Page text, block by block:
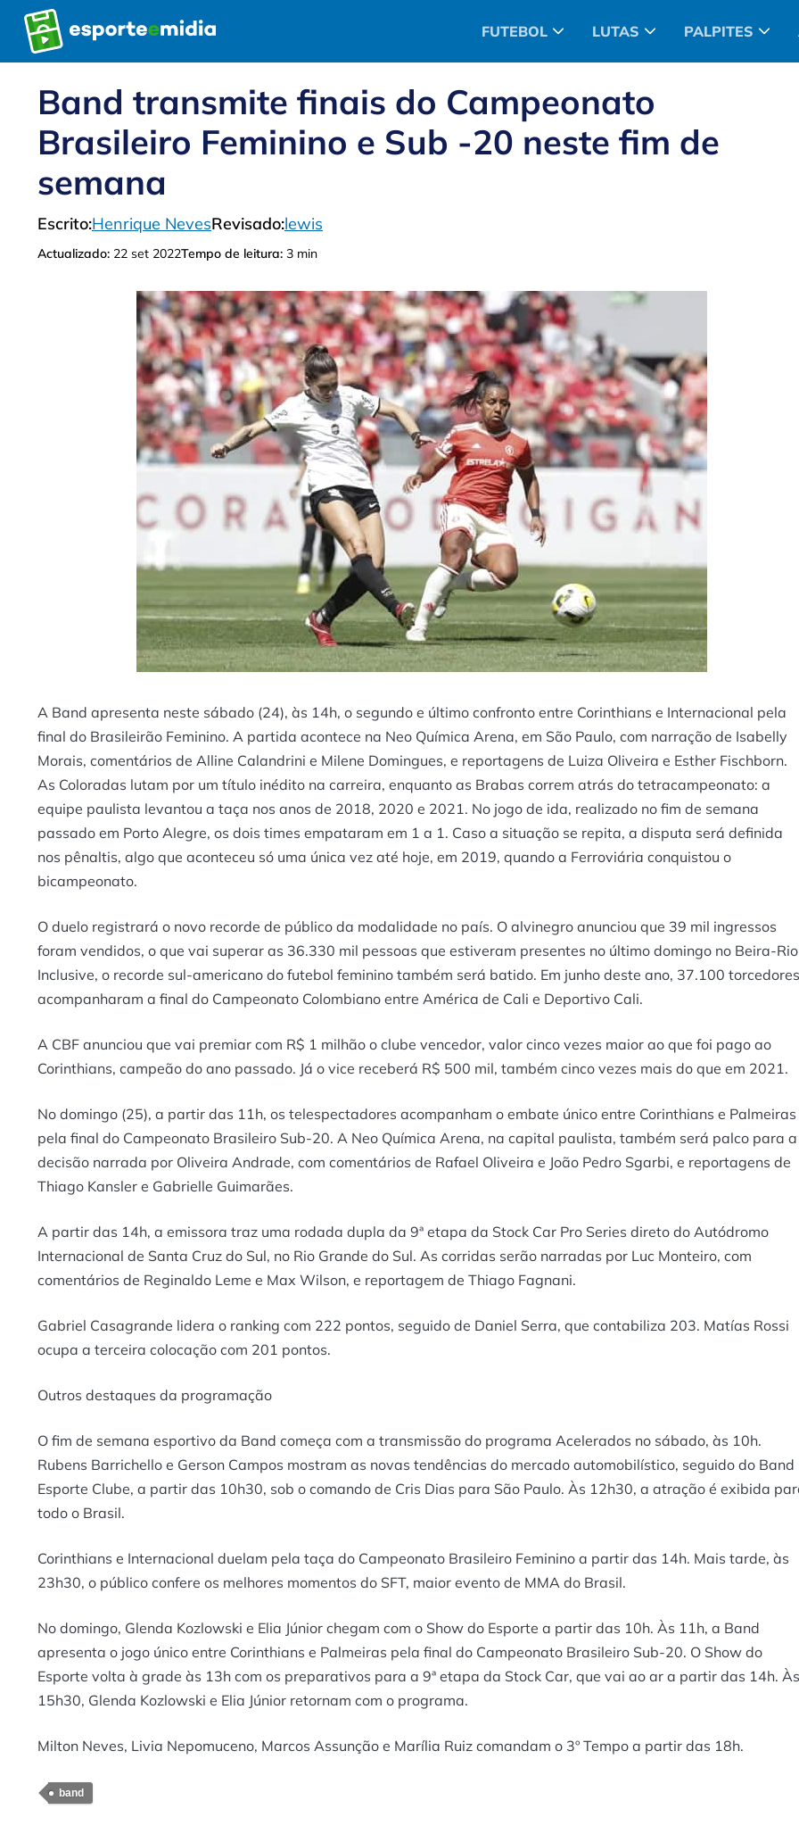
Pular
para
o
FUTEBOL LUTAS PALPITES
Band transmite finais do Campeonato
Brasileiro Feminino e Sub -20 neste fim de
semana
Escrito:Henrique NevesRevisado:lewis
Actualizado: 22 set 2022Tempo de leitura: 3 min
A Band apresenta neste sábado (24), às 14h, o segundo e último confronto entre Corinthians e Internacional pela
final do Brasileirão Feminino. A partida acontece na Neo Química Arena, em São Paulo, com narração de Isabelly
Morais, comentários de Alline Calandrini e Milene Domingues, e reportagens de Luiza Oliveira e Esther Fischborn.
As Coloradas lutam por um título inédito na carreira, enquanto as Brabas correm atrás do tetracampeonato: a
equipe paulista levantou a taça nos anos de 2018, 2020 e 2021. No jogo de ida, realizado no fim de semana
passado em Porto Alegre, os dois times empataram em 1 a 1. Caso a situação se repita, a disputa será definida
nos pênaltis, algo que aconteceu só uma única vez até hoje, em 2019, quando a Ferroviária conquistou o
bicampeonato.
O duelo registrará o novo recorde de público da modalidade no país. O alvinegro anunciou que 39 mil ingressos
foram vendidos, o que vai superar as 36.330 mil pessoas que estiveram presentes no último domingo no Beira-
Inclusive, o recorde sul-americano do futebol feminino também será batido. Em junho deste ano, 37.100 torcedores
acompanharam a final do Campeonato Colombiano entre América de Cali e Deportivo Cali.
A CBF anunciou que vai premiar com R$ 1 milhão o clube vencedor, valor cinco vezes maior ao que foi pago ao
Corinthians, campeão do ano passado. Já o vice receberá R$ 500 mil, também cinco vezes mais do que em 2021.
No domingo (25), a partir das 11h, os telespectadores acompanham o embate único entre Corinthians e Palmeiras
pela final do Campeonato Brasileiro Sub-20. A Neo Química Arena, na capital paulista, também será palco para a
decisão narrada por Oliveira Andrade, com comentários de Rafael Oliveira e João Pedro Sgarbi, e reportagens de
Thiago Kansler e Gabrielle Guimarães.
A partir das 14h, a emissora traz uma rodada dupla da 9ª etapa da Stock Car Pro Series direto do Autódromo
Internacional de Santa Cruz do Sul, no Rio Grande do Sul. As corridas serão narradas por Luc Monteiro, com
comentários de Reginaldo Leme e Max Wilson, e reportagem de Thiago Fagnani.
Gabriel Casagrande lidera o ranking com 222 pontos, seguido de Daniel Serra, que contabiliza 203. Matías Rossi
ocupa a terceira colocação com 201 pontos.
Outros destaques da programação
O fim de semana esportivo da Band começa com a transmissão do programa Acelerados no sábado, às 10h.
Rubens Barrichello e Gerson Campos mostram as novas tendências do mercado automobilístico, seguido do Band
Esporte Clube, a partir das 10h30, sob o comando de Cris Dias para São Paulo. Às 12h30, a atração é exibida
todo o Brasil.
Corinthians e Internacional duelam pela taça do Campeonato Brasileiro Feminino a partir das 14h. Mais tarde, às
23h30, o público confere os melhores momentos do SFT, maior evento de MMA do Brasil.
No domingo, Glenda Kozlowski e Elia Júnior chegam com o Show do Esporte a partir das 10h. Às 11h, a Band
apresenta o jogo único entre Corinthians e Palmeiras pela final do Campeonato Brasileiro Sub-20. O Show do
Esporte volta à grade às 13h com os preparativos para a 9ª etapa da Stock Car, que vai ao ar a partir das 14h. Às
15h30, Glenda Kozlowski e Elia Júnior retornam com o programa.
Milton Neves, Livia Nepomuceno, Marcos Assunção e Marília Ruiz comandam o 3º Tempo a partir das 18h.
band